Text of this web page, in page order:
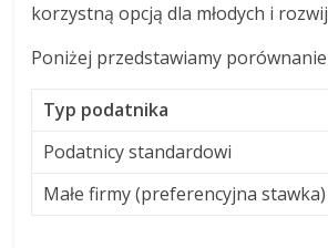
korzystną opcją dla młodych i
Poniżej przedstawiamy
Typ podatnika
Podatnicy standardowi
Małe firmy (preferencyjna stawka)